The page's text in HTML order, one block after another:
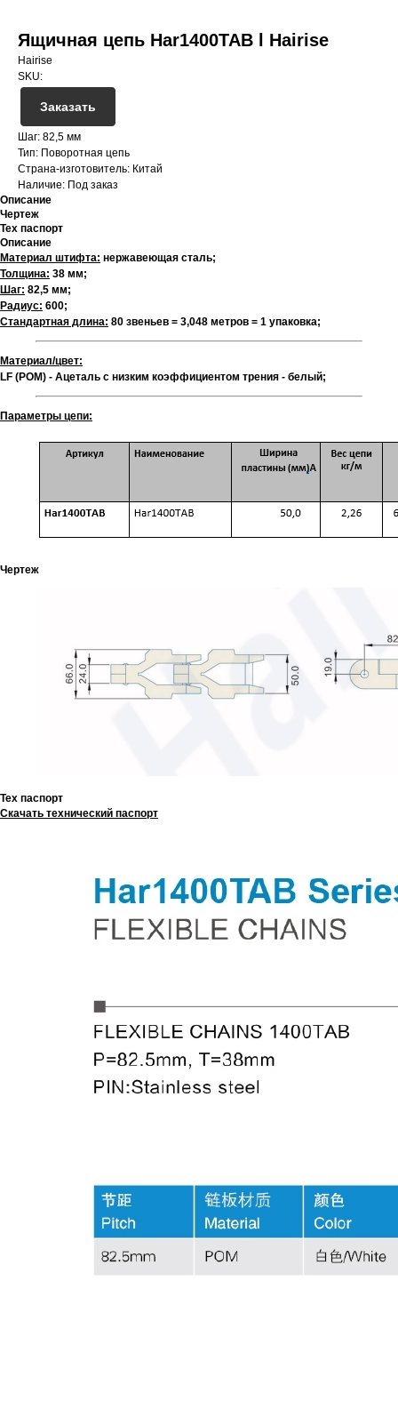
Ящичная цепь Har1400TAB l Hairise
Hairise
SKU:
Заказать
Шаг: 82,5 мм
Тип: Поворотная цепь
Страна-изготовитель: Китай
Наличие: Под заказ
Описание
Чертеж
Тех паспорт
Описание
Материал штифта: нержавеющая сталь;
Толщина: 38 мм;
Шаг: 82,5 мм;
Радиус: 600;
Стандартная длина: 80 звеньев = 3,048 метров = 1 упаковка;
Материал/цвет:
LF (POM) - Ацеталь с низким коэффициентом трения - белый;
Параметры цепи:
Чертеж
Тех паспорт
Скачать технический паспорт